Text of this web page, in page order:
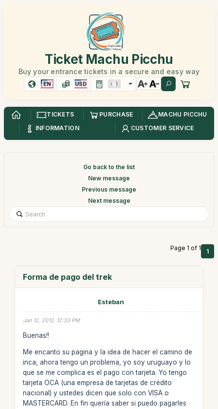
Ticket Machu Picchu
Buy your entrance tickets in a secure and easy way
EN USD
TICKETS PURCHASE
MACHU PICCHU
INFORMATION
CUSTOMER SERVICE
Go back to the list
New message
Previous message
Next message
Page 1 of 1 1
Forma de pago del trek
Esteban
Jan 12, 2012, 12:33 PM
Buenas!!
Me encanto su pagina y la idea de hacer el camino de
inca, ahora tengo un problema, yo soy uruguayo y lo
que se me complica es el pago con tarjeta. Yo tengo
tarjeta OCA (una empresa de tarjetas de crédito
nacional) y ustedes dicen que solo con VISA o
MASTERCARD. En fin quería saber si puedo pagarles